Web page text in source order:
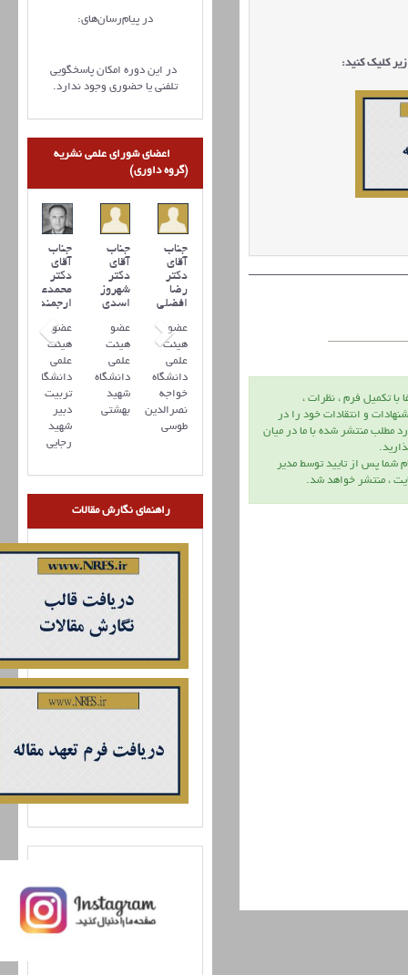
کلیک کنید:
با تكميل فرم ، نظرات ،
و انتقادات خود را در
مطلب منتشر شده با ما در ميان
شما پس از تاييد توسط مدير
، منتشر خواهد شد.
در پیام‌رسان‌های:
در این دوره امکان پاسخگویی
تلفنی یا حضوری وجود ندارد.
اعضای شورای علمی نشریه
(گروه داوری)
جناب
آقای
دکتر
محمدعلی
ارجمند
عضو
هیئت
علمی
دانشگاه
تربیت
دبیر
شهید
رجایی
جناب
آقای
دکتر
شهروز
اسدی
عضو
هیئت
علمی
دانشگاه
شهید
بهشتی
جناب
آقای
دکتر
رضا
افضلي
عضو
هیئت
علمی
دانشگاه
خواجه
نصرالدین
طوسی
راهنمای نگارش مقالات